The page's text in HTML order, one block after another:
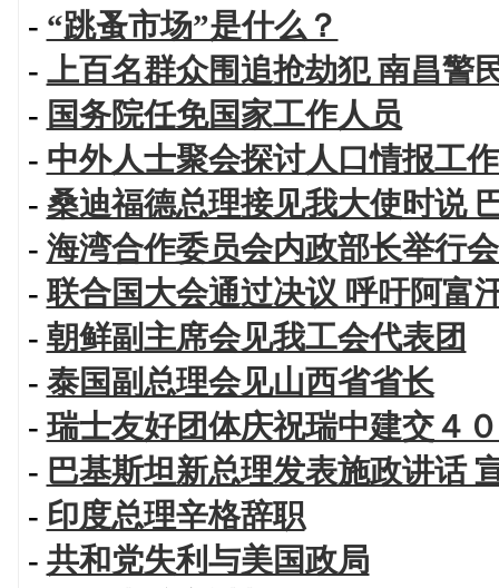
- “跳蚤市场”是什么？
- 上百名群众围追抢劫犯 南昌警
- 国务院任免国家工作人员
- 中外人士聚会探讨人口情报工
- 桑迪福德总理接见我大使时说
- 海湾合作委员会内政部长举行
-联合国大会通过决议 呼吁阿富
- 朝鲜副主席会见我工会代表团
- 泰国副总理会见山西省省长
-瑞士友好团体庆祝瑞中建交４
- 巴基斯坦新总理发表施政讲话
- 印度总理辛格辞职
- 共和党失利与美国政局